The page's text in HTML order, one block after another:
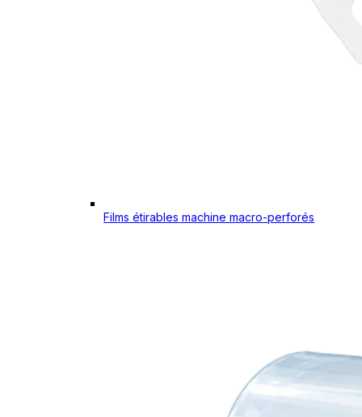
Films étirables machine macro-perforés